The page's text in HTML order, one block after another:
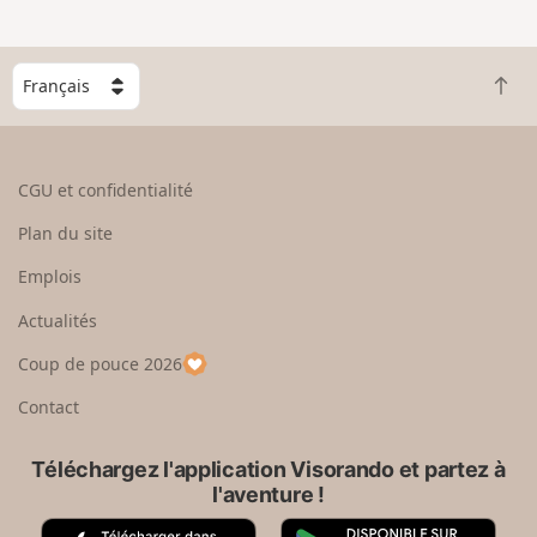
g
n
C
h
o
e
u
p
a
R
e
CGU et confidentialité
Plan du site
Emplois
Actualités
Coup de pouce 2026
Contact
Téléchargez l'application Visorando et partez à
l'aventure !
A G